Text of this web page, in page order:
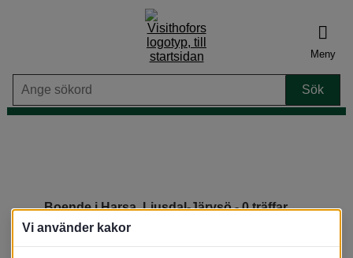
Meny
Boende i Harsa, Ljusdal-Järvsö- 0 träffar
Din sökning:Du har inte valt datum eller antal rum
Vi använder kakor